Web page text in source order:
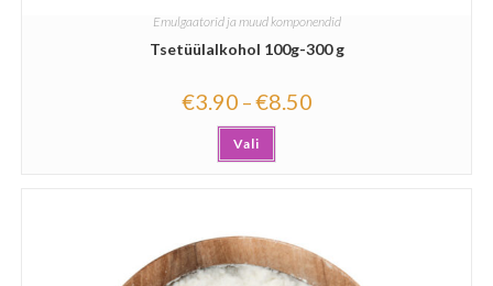
Emulgaatorid ja muud komponendid
Tsetüülalkohol 100g-300 g
€3.90 –€8.50
Vali